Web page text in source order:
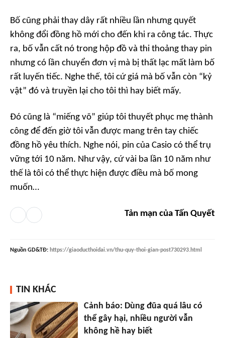
Bố cũng phải thay dây rất nhiều lần nhưng quyết
không đổi đồng hồ mới cho đến khi ra công tác. Thực
ra, bố vẫn cất nó trong hộp đồ và thi thoảng thay pin
nhưng có lần chuyển đơn vị mà bị thất lạc mất làm bố
rất luyến tiếc. Nghe thế, tôi cứ giá mà bố vẫn còn “kỷ
vật” đó và truyền lại cho tôi thì hay biết mấy.
Đó cũng là “miếng võ” giúp tôi thuyết phục mẹ thành
công để đến giờ tôi vẫn được mang trên tay chiếc
đồng hồ yêu thích. Nghe nói, pin của Casio có thể trụ
vững tới 10 năm. Như vậy, cứ vài ba lần 10 năm như
thế là tôi có thể thực hiện được điều mà bố mong
muốn…
Tản mạn của Tấn Quyết
Nguồn GD&TĐ: https://giaoducthoidai.vn/thu-quy-thoi-gian-post730293.html
TIN KHÁC
Cảnh báo: Dùng đũa quá lâu có
thể gây hại, nhiều người vẫn
không hề hay biết